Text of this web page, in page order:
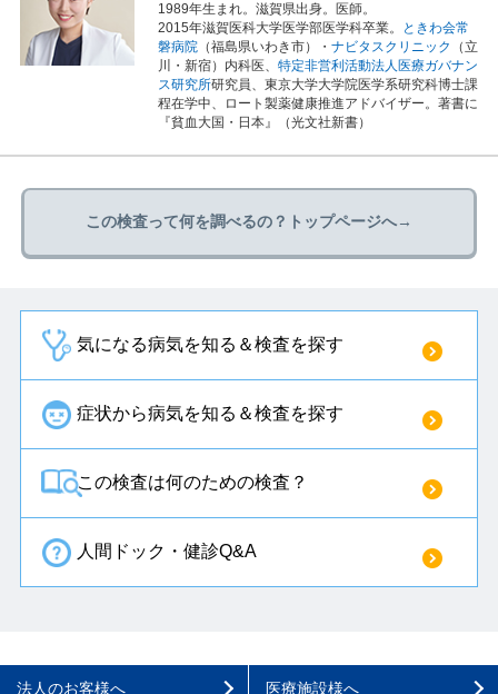
1989年生まれ。滋賀県出身。医師。
2015年滋賀医科大学医学部医学科卒業。
ときわ会常
磐病院（福島県いわき市）・ ナビタスクリニック
（立
川・新宿）内科医、 特定非営利活動法人医療ガバナン
ス研究所研究員、東京大学大学院医学系研究科博士課
程在学中、ロート製薬健康推進アドバイザー。著書に
『貧血大国・日本』（光文社新書）
この検査って何を調べるの？トップページへ→
気になる病気を知る＆検査を探す
症状から病気を知る＆検査を探す
この検査は何のための検査？
人間ドック・健診Q&A
法人のお客様へ 医療施設様へ